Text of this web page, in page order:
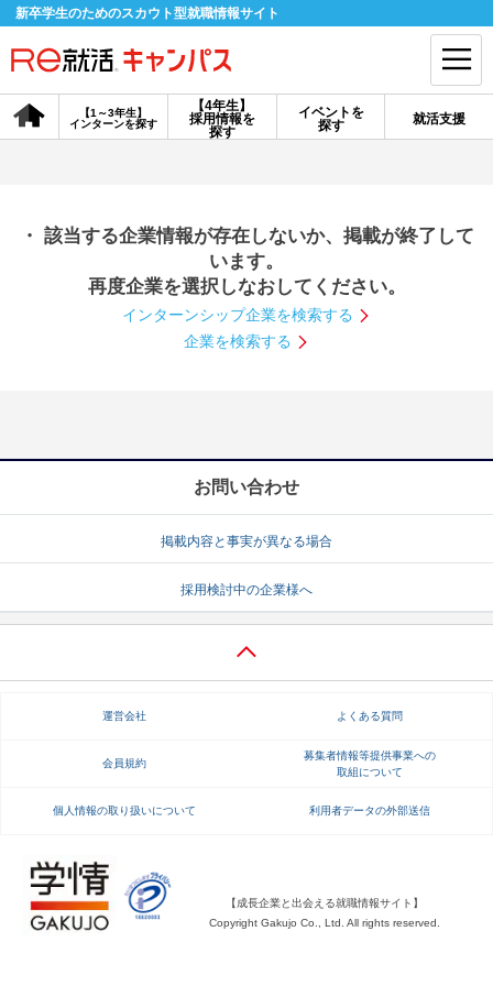
新卒学生のためのスカウト型就職情報サイト
【4年生】
採用情報を
探す
【1～3年生】
インターンを探す
イベントを
探す
就活支援
会員登録 ログイン
探す
【4年生】
説明会を探す
インターンを探す
就活ノウハウ・サポート
就活支援
就活ノウハウが満載！ お役立ち記事・相談室など
適職診断 就活チャンネル
・ 該当する企業情報が存在しないか、掲載が終了して
います。
再度企業を選択しなおしてください。
インターンシップ企業を検索する
企業を検索する
お問い合わせ
掲載内容と事実が異なる場合
採用検討中の企業様へ
運営会社 よくある質問
会員規約
募集者情報等提供事業への
取組について
個人情報の取り扱いについて 利用者データの外部送信
【成長企業と出会える就職情報サイト】
Copyright Gakujo Co., Ltd. All rights reserved.